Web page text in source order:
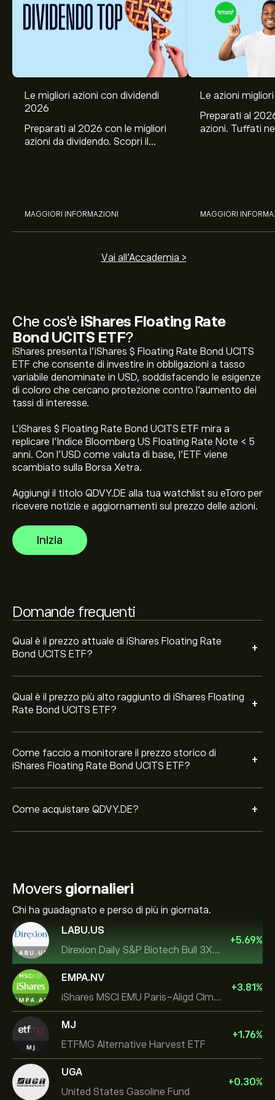
Che cos'è iShares Floating Rate
Bond UCITS ETF?
iShares presenta l'iShares $ Floating Rate Bond UCITS
ETF che consente di investire in obbligazioni a tasso
variabile denominate in USD, soddisfacendo le esigenze
di coloro che cercano protezione contro l'aumento dei
tassi di interesse.
L'iShares $ Floating Rate Bond UCITS ETF mira a
replicare l'Indice Bloomberg US Floating Rate Note < 5
anni. Con l'USD come valuta di base, l'ETF viene
scambiato sulla Borsa Xetra.
Aggiungi il titolo QDVY.DE alla tua watchlist su eToro per
ricevere notizie e aggiornamenti sul prezzo delle azioni.
Inizia
Le migliori azioni con dividendi
2026
Preparati al 2026 con le migliori
azioni da dividendo. Scopri il
MAGGIORI INFORMAZIONI
Le azioni
Preparati al
azioni. Tuffati
MAGGIORI
Vai all'Accademia >
Domande frequenti
Qual è il prezzo attuale di iShares Floating Rate
Bond UCITS ETF?
+
Il prezzo attuale di QDVY.DE è 4.3793‎€‎
Qual è il prezzo più alto raggiunto di iShares Floating
Rate Bond UCITS ETF?
+
Il massimo storico di iShares Floating Rate Bond UCITS
ETF è di 4.9557‎€‎
Come faccio a monitorare il prezzo storico di
iShares Floating Rate Bond UCITS ETF?
+
Seleziona l'intervallo di tempo "1D" o "1W" sul grafico di
storici di iShares Floating Rate Bond UCITS ETF. Il
prezzo di iShares Floating Rate Bond UCITS ETF è
oscillato tra 0.04‎€‎ nel corso dell'ultimo anno.
Come acquistare QDVY.DE? +
Per acquistare QDVY.DE, visita la pagina "iShares
desideri acquistare. Puoi anche effettuare un ordine per
un acquisto QDVY.DE a un prezzo specifico in futuro.
Movers giornalieri
Chi ha guadagnato e perso di più in giornata.
LABU.US
Direxion Daily S&P Biotech Bull 3X ETF
+5.69%
EMPA.NV
iShares MSCI EMU Paris-Aligd Clmt UCITS ETF EUR A
+3.81%
MJ
ETFMG Alternative Harvest ETF
+1.76%
UGA
United States Gasoline Fund
+0.30%